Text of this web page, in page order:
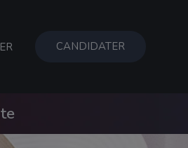
CANDIDATER